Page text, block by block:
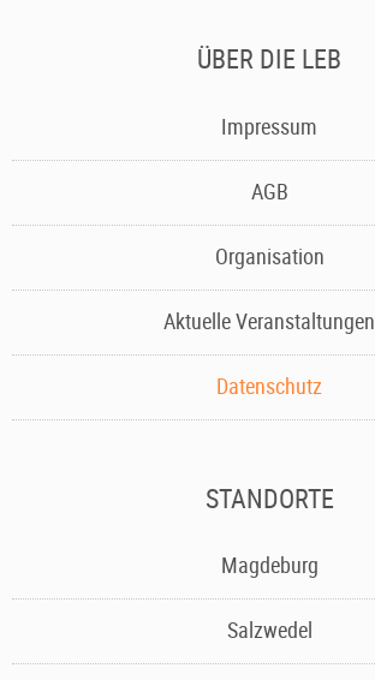
ÜBER DIE LEB
überspringen
Impressum
AGB
Organisation
Aktuelle Veranstaltungen
Datenschutz
STANDORTE
überspringen
Magdeburg
Salzwedel